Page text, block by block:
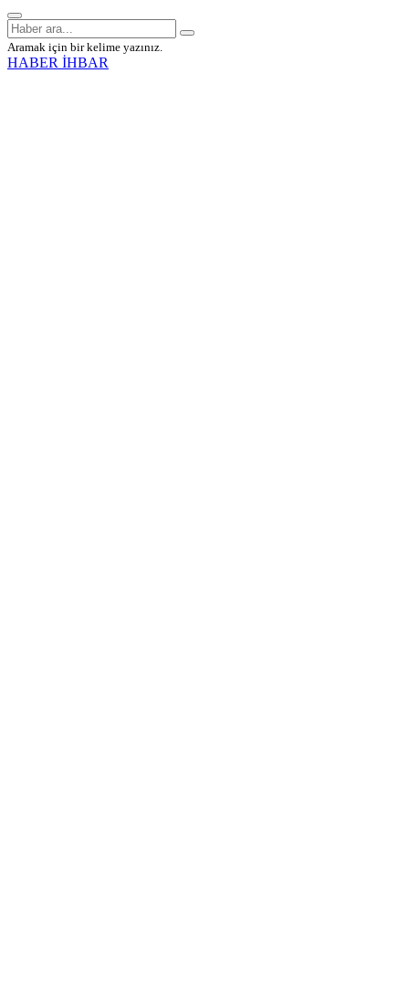
Aramak için bir kelime yazınız.
HABER İHBAR